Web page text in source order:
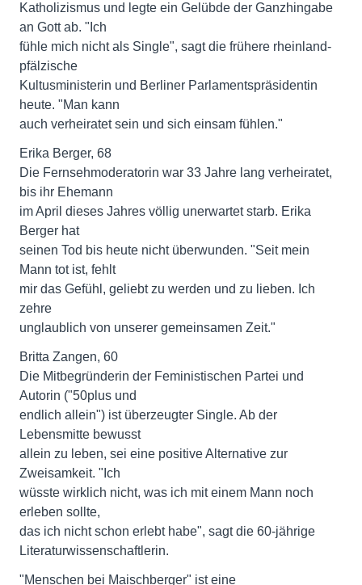
Katholizismus und legte ein Gelübde der Ganzhingabe
an Gott ab. "Ich
fühle mich nicht als Single", sagt die frühere rheinland-
pfälzische
Kultusministerin und Berliner Parlamentspräsidentin
heute. "Man kann
auch verheiratet sein und sich einsam fühlen."
Erika Berger, 68
Die Fernsehmoderatorin war 33 Jahre lang verheiratet,
bis ihr Ehemann
im April dieses Jahres völlig unerwartet starb. Erika
Berger hat
seinen Tod bis heute nicht überwunden. "Seit mein
Mann tot ist, fehlt
mir das Gefühl, geliebt zu werden und zu lieben. Ich
zehre
unglaublich von unserer gemeinsamen Zeit."
Britta Zangen, 60
Die Mitbegründerin der Feministischen Partei und
Autorin ("50plus und
endlich allein") ist überzeugter Single. Ab der
Lebensmitte bewusst
allein zu leben, sei eine positive Alternative zur
Zweisamkeit. "Ich
wüsste wirklich nicht, was ich mit einem Mann noch
erleben sollte,
das ich nicht schon erlebt habe", sagt die 60-jährige
Literaturwissenschaftlerin.
"Menschen bei Maischberger" ist eine